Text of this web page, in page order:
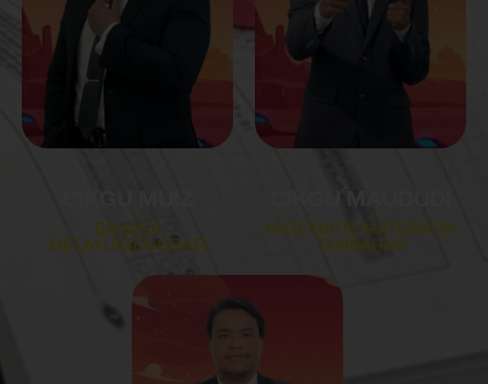
BAHASA
MELAYU/GEOGRAFI
MATEMATIK/MATEMATIK
TAMBAHAN